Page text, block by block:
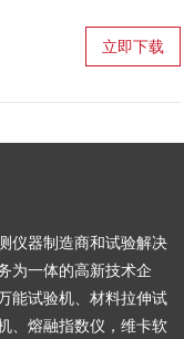
立即下载
仪器制造商和试验解决
为一体的高新技术企
能试验机、材料拉伸试
、熔融指数仪，维卡软